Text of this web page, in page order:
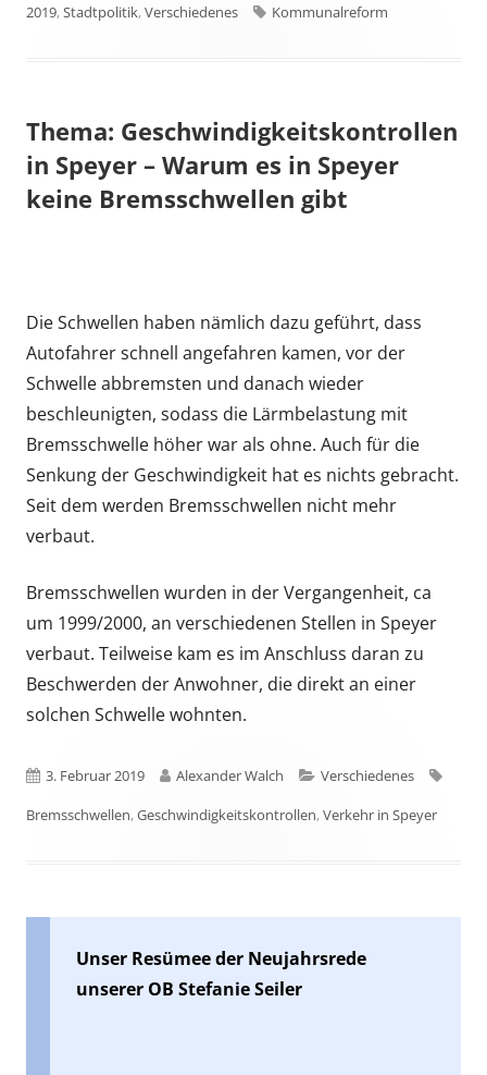
am
2019,Stadtpolitik,Verschiedenes Schlagwörter
Kommunalreform
Thema: Geschwindigkeitskontrollen
in Speyer – Warum es in Speyer
keine Bremsschwellen gibt
Die Schwellen haben nämlich dazu geführt, dass
Autofahrer schnell angefahren kamen, vor der
Schwelle abbremsten und danach wieder
beschleunigten, sodass die Lärmbelastung mit
Bremsschwelle höher war als ohne. Auch für die
Senkung der Geschwindigkeit hat es nichts gebracht.
Seit dem werden Bremsschwellen nicht mehr
verbaut.
Bremsschwellen wurden in der Vergangenheit, ca
um 1999/2000, an verschiedenen Stellen in Speyer
verbaut. Teilweise kam es im Anschluss daran zu
Beschwerden der Anwohner, die direkt an einer
solchen Schwelle wohnten.
Veröffentlicht
am
3. Februar 2019 Autor
Alexander Walch Kategorien
Verschiedenes
Bremsschwellen,Geschwindigkeitskontrollen,Verkehr in Speyer
Unser Resümee der Neujahrsrede
unserer OB Stefanie Seiler